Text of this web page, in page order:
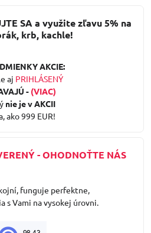
SA a využite zľavu 5% na
krb, kachle!
/
5
AKCIE:
aj PRIHLÁSENÝ
- (VIAC)
nie je v AKCII
ako 999 EUR!
- OHODNOŤTE NÁS
5funguje perfektne,
s Vami na vysokej úrovni.